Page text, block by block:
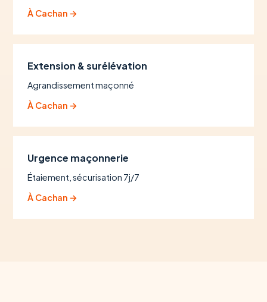
À Cachan →
Extension & surélévation
Agrandissement maçonné
À Cachan →
Urgence maçonnerie
Étaiement, sécurisation 7j/7
À Cachan →